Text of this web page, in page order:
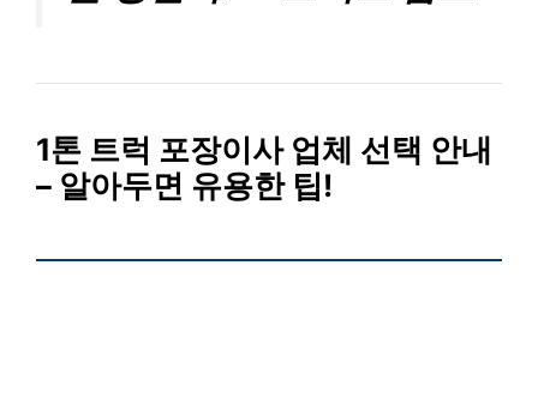
1톤 트럭 포장이사 업체 선택 안내
– 알아두면 유용한 팁!